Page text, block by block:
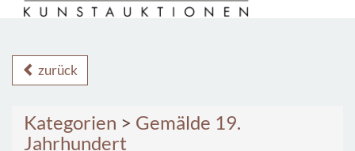
zurück
Kategorien > Gemälde 19.
Jahrhundert